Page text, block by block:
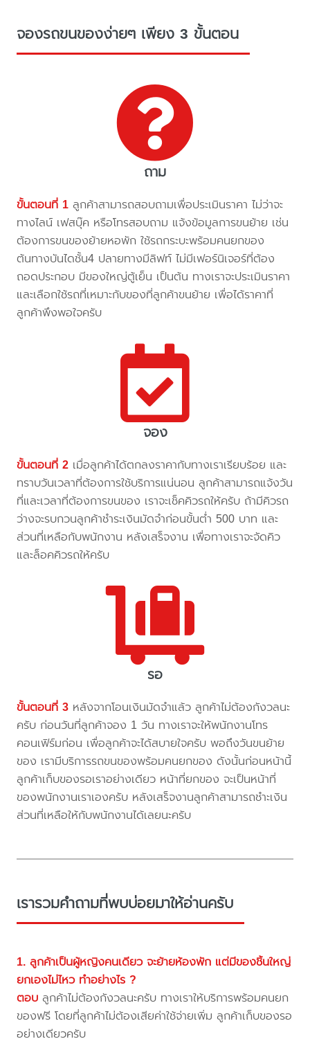
จองรถขนของง่ายๆ เพียง 3 ขั้นตอน
ถาม
ขั้นตอนที่ 1 ลูกค้าสามารถสอบถามเพื่อประเมินราคา ไม่ว่าจะ
ทางไลน์ เฟสบุ๊ค หรือโทรสอบถาม แจ้งข้อมูลการขนย้าย เช่น
ต้องการขนของย้ายหอพัก ใช้รถกระบะพร้อมคนยกของ
ต้นทางบันไดชั้น4 ปลายทางมีลิฟท์ ไม่มีเฟอร์นิเจอร์ที่ต้อง
ถอดประกอบ มีของใหญ่ตู้เย็น เป็นต้น ทางเราจะประเมินราคา
และเลือกใช้รถที่เหมาะกับของที่ลูกค้าขนย้าย เพื่อได้ราคาที่
ลูกค้าพึงพอใจครับ
จอง
ขั้นตอนที่ 2 เมื่อลูกค้าได้ตกลงราคากับทางเราเรียบร้อย และ
ทราบวันเวลาที่ต้องการใช้บริการแน่นอน ลูกค้าสามารถแจ้งวัน
ที่และเวลาที่ต้องการขนของ เราจะเช็คคิวรถให้ครับ ถ้ามีคิวรถ
ว่างจะรบกวนลูกค้าชำระเงินมัดจำก่อนขั้นต่ำ 500 บาท และ
ส่วนที่เหลือกับพนักงาน หลังเสร็จงาน เพื่อทางเราจะจัดคิว
และล็อคคิวรถให้ครับ
รอ
ขั้นตอนที่ 3 หลังจากโอนเงินมัดจำแล้ว ลูกค้าไม่ต้องกังวลนะ
ครับ ก่อนวันที่ลูกค้าจอง 1 วัน ทางเราจะให้พนักงานโทร
คอนเฟิร์มก่อน เพื่อลูกค้าจะได้สบายใจครับ พอถึงวันขนย้าย
ของ เรามีบริการรถขนของพร้อมคนยกของ ดังนั้นก่อนหน้านี้
ลูกค้าเก็บของรอเราอย่างเดียว หน้าที่ยกของ จะเป็นหน้าที่
ของพนักงานเราเองครับ หลังเสร็จงานลูกค้าสามารถชำะเงิน
ส่วนที่เหลือให้กับพนักงานได้เลยนะครับ
เรารวมคำถามที่พบบ่อยมาให้อ่านครับ
1. ลูกค้าเป็นผู้หญิงคนเดียว จะย้ายห้องพัก แต่มีของชิ้นใหญ่
ยกเองไม่ไหว ทำอย่างไร ?
ตอบ ลูกค้าไม่ต้องกังวลนะครับ ทางเราให้บริการพร้อมคนยก
ของฟรี โดยที่ลูกค้าไม่ต้องเสียค่าใช้จ่ายเพิ่ม ลูกค้าเก็บของรอ
อย่างเดียวครับ